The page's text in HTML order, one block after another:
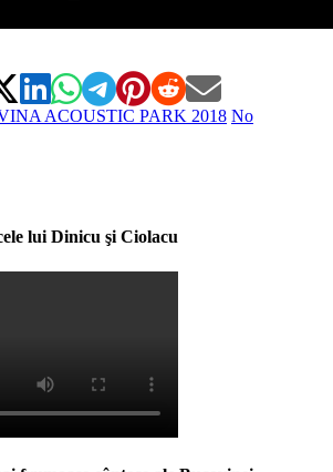
ACOUSTIC PARK 2018 No
lui Dinicu şi Ciolacu